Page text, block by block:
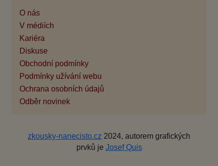
O nás
V médiích
Kariéra
Diskuse
Obchodní podmínky
Podmínky užívání webu
Ochrana osobních údajů
Odběr novinek
zkousky-nanecisto.cz 2024, autorem grafických
prvků je Josef Quis